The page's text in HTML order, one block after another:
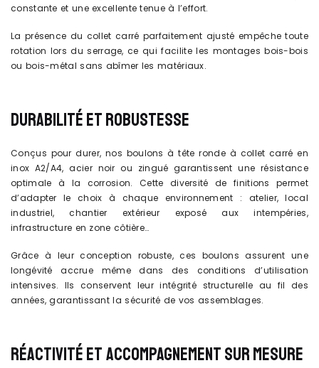
constante et une excellente tenue à l’effort.
La présence du collet carré parfaitement ajusté empêche toute
rotation lors du serrage, ce qui facilite les montages bois-bois
ou bois-métal sans abîmer les matériaux.
DURABILITÉ ET ROBUSTESSE
Conçus pour durer, nos boulons à tête ronde à collet carré en
inox A2/A4, acier noir ou zingué garantissent une résistance
optimale à la corrosion. Cette diversité de finitions permet
d’adapter le choix à chaque environnement : atelier, local
industriel, chantier extérieur exposé aux intempéries,
infrastructure en zone côtière…
Grâce à leur conception robuste, ces boulons assurent une
longévité accrue même dans des conditions d’utilisation
intensives. Ils conservent leur intégrité structurelle au fil des
années, garantissant la sécurité de vos assemblages.
RÉACTIVITÉ ET ACCOMPAGNEMENT SUR MESURE